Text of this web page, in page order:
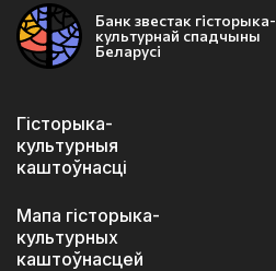
Банк звестак гісторыка-
культурнай спадчыны
Беларусі
Гісторыка-
культурныя
каштоўнасці
Мапа гісторыка-
культурных
каштоўнасцей